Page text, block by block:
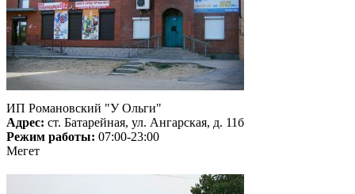
ИП Романовский "У Ольги"
Адрес: ст. Батарейная, ул. Ангарская, д. 11б
Режим работы: 07:00-23:00
Мегет